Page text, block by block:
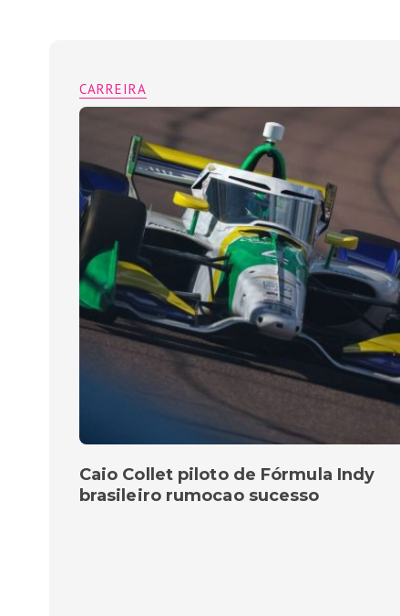
CARREIRA
Caio Collet piloto de Fórmula Indy
brasileiro rumocao sucesso